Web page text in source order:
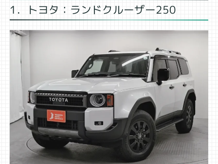
1．トヨタ：ランドクルーザー250